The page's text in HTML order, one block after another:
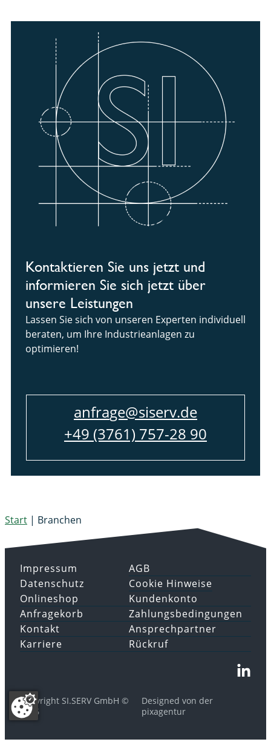
Kontaktieren Sie uns jetzt und
informieren Sie sich jetzt über
unsere Leistungen
Lassen Sie sich von unseren Experten individuell
beraten, um Ihre Industrieanlagen zu
optimieren!
ed.vre
sis@eg
arfna
+49 (3761) 757-28 90
Start | Branchen
Impressum
Datenschutz
AGB
Cookie Hinweise
Onlineshop
Anfragekorb
Kundenkonto
Zahlungsbedingungen
Kontakt
Karriere
Ansprechpartner
Rückruf
Copyright SI.SERV GmbH ©
2026
Designed von der
pixagentur